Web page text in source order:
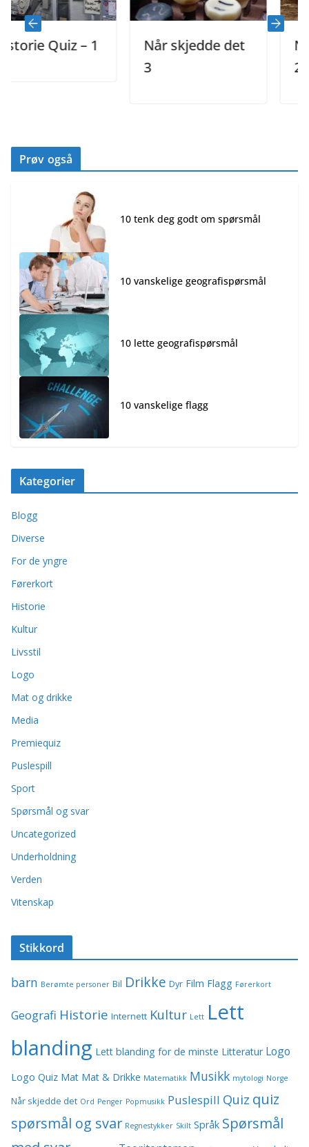
Quiz – 1
Når skjedde det
Når
Prøv også
10 tenk deg godt om spørsmål
10 vanskelige geografispørsmål
10 lette geografispørsmål
10 vanskelige flagg
Kategorier
Blogg
Diverse
For de yngre
Førerkort
Historie
Kultur
Livsstil
Logo
Mat og drikke
Media
Premiequiz
Puslespill
Sport
Spørsmål og svar
Uncategorized
Underholdning
Verden
Vitenskap
Stikkord
barn Berømte personer Bil Drikke Dyr Film Flagg Førerkort
Geografi Historie Internett Kultur Lett Lett
blanding Lett blanding for de minste Litteratur Logo
Logo Quiz Mat Mat & Drikke Matematikk Musikk mytologi Norge
Når skjedde det Ord Penger Popmusikk Puslespill Quiz quiz
spørsmål og svar Regnestykker Skilt Språk Spørsmål